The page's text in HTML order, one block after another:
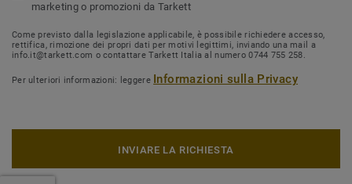
marketing o promozioni da Tarkett
Come previsto dalla legislazione applicabile, è possibile richiedere accesso,
rettifica, rimozione dei propri dati per motivi legittimi, inviando una mail a
info.it@tarkett.com o contattare Tarkett Italia al numero 0744 755 258.
Per ulteriori informazioni: leggere Informazioni sulla Privacy
INVIARE LA RICHIESTA